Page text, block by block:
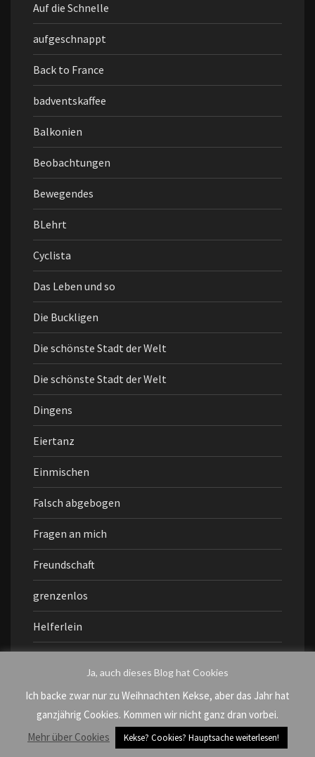
Auf die Schnelle
aufgeschnappt
Back to France
badventskaffee
Balkonien
Beobachtungen
Bewegendes
BLehrt
Cyclista
Das Leben und so
Die Buckligen
Die schönste Stadt der Welt
Die schönste Stadt der Welt
Dingens
Eiertanz
Einmischen
Falsch abgebogen
Fragen an mich
Freundschaft
grenzenlos
Helferlein
K wie Konzert
kindfrei
Ja, auch dieses Blog hat Cookies
Ich backe zwar nur zu Weihnachten Kekse, aber das Jahr hat
ganzjährig Cookies. Kommen wir nicht ganz dran vorbei.
Mehr über Cookies
Kekse? Cookies? Hauptsache weiterlesen!